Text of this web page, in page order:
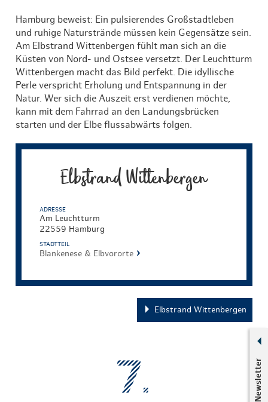
Newsletter
Hamburg beweist: Ein pulsierendes Großstadtleben
und ruhige Naturstrände müssen kein Gegensätze sein.
Am Elbstrand Wittenbergen fühlt man sich an die
Küsten von Nord- und Ostsee versetzt. Der Leuchtturm
Wittenbergen macht das Bild perfekt. Die idyllische
Perle verspricht Erholung und Entspannung in der
Natur. Wer sich die Auszeit erst verdienen möchte,
kann mit dem Fahrrad an den Landungsbrücken
starten und der Elbe flussabwärts folgen.
Elbstrand Wittenbergen
ADRESSE
Am Leuchtturm
22559 Hamburg
STADTTEIL
Blankenese & Elbvororte
Elbstrand Wittenbergen